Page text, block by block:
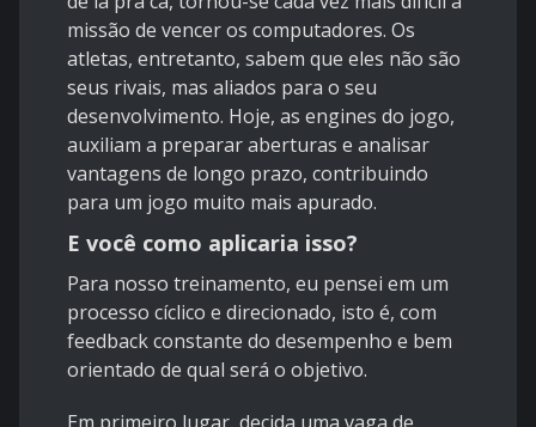
missão de vencer os computadores. Os
atletas, entretanto, sabem que eles não são
seus rivais, mas aliados para o seu
desenvolvimento. Hoje, as engines do jogo,
auxiliam a preparar aberturas e analisar
vantagens de longo prazo, contribuindo
para um jogo muito mais apurado.
E você como aplicaria isso?
Para nosso treinamento, eu pensei em um
processo cíclico e direcionado, isto é, com
feedback constante do desempenho e bem
orientado de qual será o objetivo.